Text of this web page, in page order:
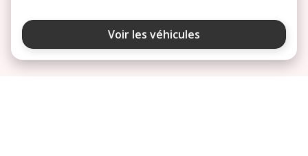
août 2026
ma me
Voir les véhicules